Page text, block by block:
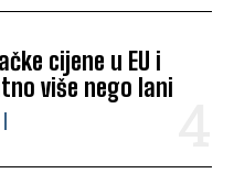
cijene u EU i
više nego lani